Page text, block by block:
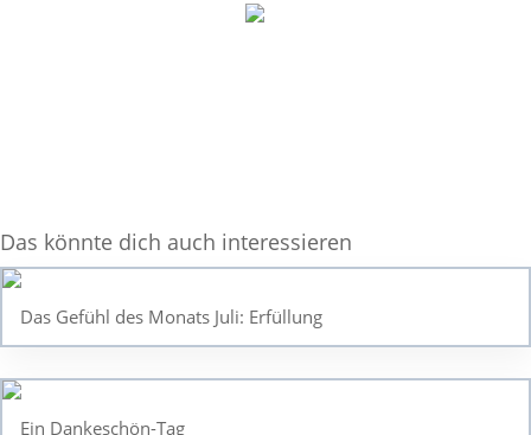
Das könnte dich auch interessieren
Das Gefühl des Monats Juli: Erfüllung
Ein Dankeschön-Tag